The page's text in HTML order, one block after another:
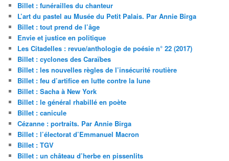
Billet : funérailles du chanteur
L’art du pastel au Musée du Petit Palais. Par Annie Birga
Billet : tout prend de l’âge
Envie et justice en politique
Les Citadelles : revue/anthologie de poésie n° 22 (2017)
Billet : cyclones des Caraïbes
Billet : les nouvelles règles de l’insécurité routière
Billet : feu d’artifice en lutte contre la lune
Billet : Sacha à New York
Billet : le général rhabillé en poète
Billet : canicule
Cézanne : portraits. Par Annie Birga
Billet : l’électorat d’Emmanuel Macron
Billet : TGV
Billet : un château d’herbe en pissenlits